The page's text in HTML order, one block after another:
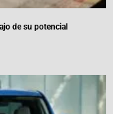
de su potencial